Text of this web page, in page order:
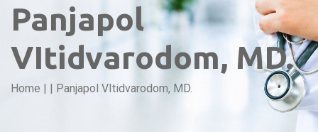
Panjapol
VItidvarodom, MD.
Home | | Panjapol VItidvarodom, MD.